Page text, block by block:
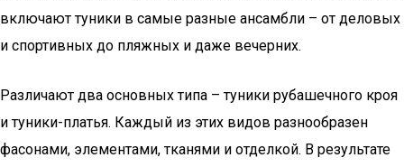
включают туники в самые разные ансамбли – от деловых
и спортивных до пляжных и даже вечерних.
Различают два основных типа – туники рубашечного кроя
и туники-платья. Каждый из этих видов разнообразен
фасонами, элементами, тканями и отделкой. В результате